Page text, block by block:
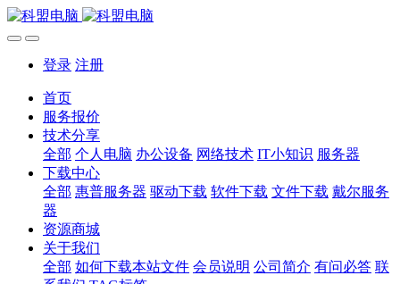
登录 注册
首页
服务报价
技术分享
全部 个人电脑 办公设备 网络技术 IT小知识 服务器
下载中心
全部 惠普服务器 驱动下载 软件下载 文件下载 戴尔服务
器
资源商城
关于我们
全部 如何下载本站文件 会员说明 公司简介 有问必答 联